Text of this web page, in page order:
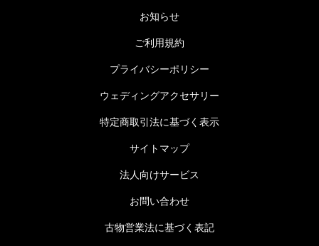
お知らせ
ご利用規約
プライバシーポリシー
ウェディングアクセサリー
特定商取引法に基づく表示
サイトマップ
法人向けサービス
お問い合わせ
古物営業法に基づく表記